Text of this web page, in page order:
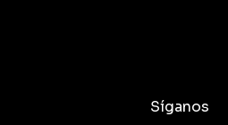
Síganos